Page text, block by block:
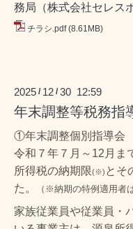
務局（株式会社セレス
チラシ.pdf (8.61MB)
2025 / 12 /30 12:59
年末調整等税務指
①年末調整個別指導会
令和７年７月～12月ま
所得税の納期限(※) とそ
た。
（※納期の特例適用者
家族従業員や従業員・